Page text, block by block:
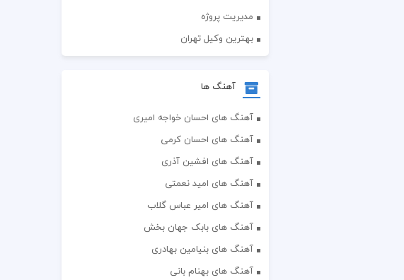
مدیریت پروژه
بهترین وکیل تهران
آهنگ ها
آهنگ های احسان خواجه امیری
آهنگ های احسان کرمی
آهنگ های افشین آذری
آهنگ های امید نعمتی
آهنگ های امیر عباس گلاب
آهنگ های بابک جهان بخش
آهنگ های بنیامین بهادری
آهنگ های بهنام بانی